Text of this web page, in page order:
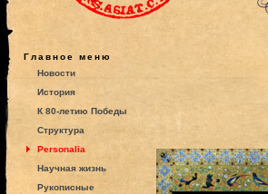
Главное меню
Новости
История
К 80-летию Победы
Структура
Personalia
Научная жизнь
Рукописные